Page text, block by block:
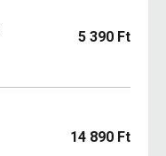
5 390 Ft
14 890 Ft